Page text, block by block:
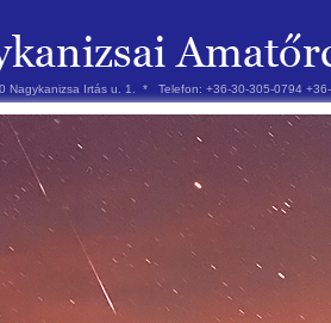
Nagykanizsa Irtás u. 1. * Telefon: +36-30-305-0794